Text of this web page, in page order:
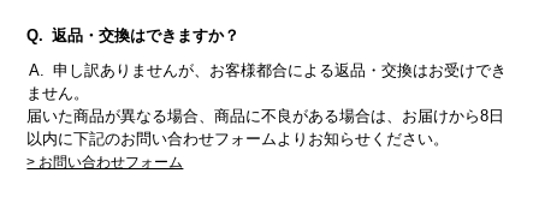
返品・交換はできますか？
申し訳ありませんが、お客様都合による返品・交換はお受けでき
ません。
届いた商品が異なる場合、商品に不良がある場合は、お届けから8日
以内に下記のお問い合わせフォームよりお知らせください。
> お問い合わせフォーム